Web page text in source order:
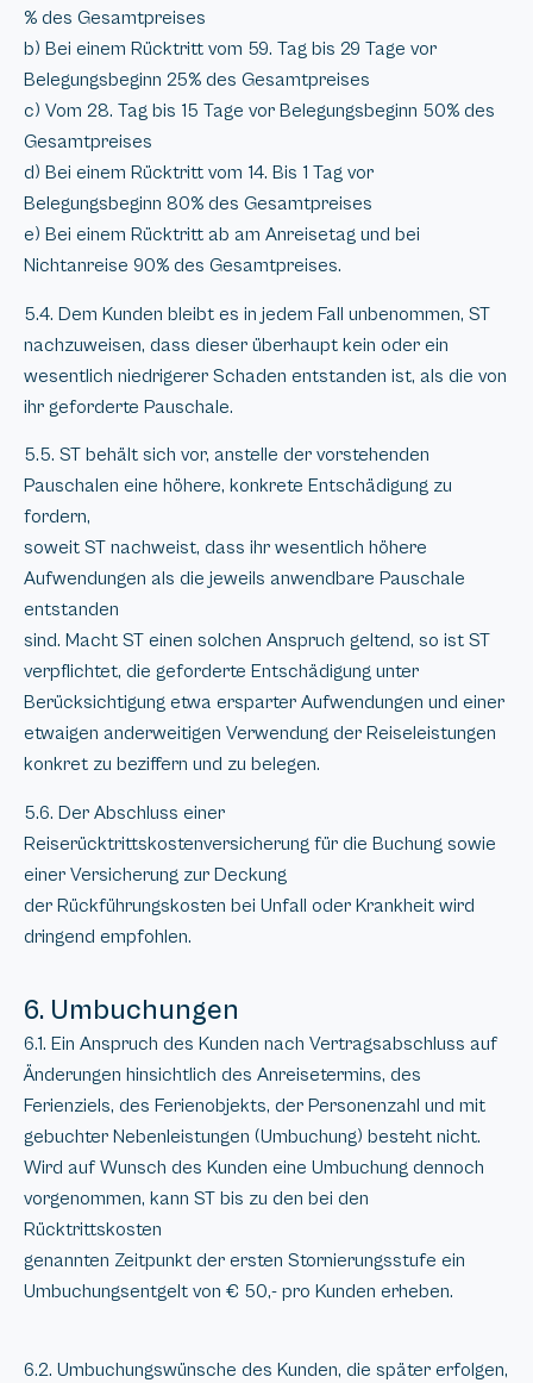
% des Gesamtpreises
b) Bei einem Rücktritt vom 59. Tag bis 29 Tage vor
Belegungsbeginn 25% des Gesamtpreises
c) Vom 28. Tag bis 15 Tage vor Belegungsbeginn 50% des
Gesamtpreises
d) Bei einem Rücktritt vom 14. Bis 1 Tag vor
Belegungsbeginn 80% des Gesamtpreises
e) Bei einem Rücktritt ab am Anreisetag und bei
Nichtanreise 90% des Gesamtpreises.
5.4. Dem Kunden bleibt es in jedem Fall unbenommen, ST
nachzuweisen, dass dieser überhaupt kein oder ein
wesentlich niedrigerer Schaden entstanden ist, als die von
ihr geforderte Pauschale.
5.5. ST behält sich vor, anstelle der vorstehenden
Pauschalen eine höhere, konkrete Entschädigung zu
fordern,
soweit ST nachweist, dass ihr wesentlich höhere
Aufwendungen als die jeweils anwendbare Pauschale
entstanden
sind. Macht ST einen solchen Anspruch geltend, so ist ST
verpflichtet, die geforderte Entschädigung unter
Berücksichtigung etwa ersparter Aufwendungen und einer
etwaigen anderweitigen Verwendung der Reiseleistungen
konkret zu beziffern und zu belegen.
5.6. Der Abschluss einer
Reiserücktrittskostenversicherung für die Buchung sowie
einer Versicherung zur Deckung
der Rückführungskosten bei Unfall oder Krankheit wird
dringend empfohlen.
6. Umbuchungen
6.1. Ein Anspruch des Kunden nach Vertragsabschluss auf
Änderungen hinsichtlich des Anreisetermins, des
Ferienziels, des Ferienobjekts, der Personenzahl und mit
gebuchter Nebenleistungen (Umbuchung) besteht nicht.
Wird auf Wunsch des Kunden eine Umbuchung dennoch
vorgenommen, kann ST bis zu den bei den
Rücktrittskosten
genannten Zeitpunkt der ersten Stornierungsstufe ein
Umbuchungsentgelt von € 50,- pro Kunden erheben.
6.2. Umbuchungswünsche des Kunden, die später erfolgen,